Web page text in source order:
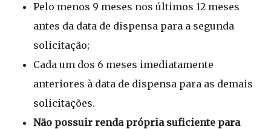
Pelo menos 9 meses nos últimos 12 meses
antes da data de dispensa para a segunda
solicitação;
Cada um dos 6 meses imediatamente
anteriores à data de dispensa para as demais
solicitações.
Não possuir renda própria suficiente para